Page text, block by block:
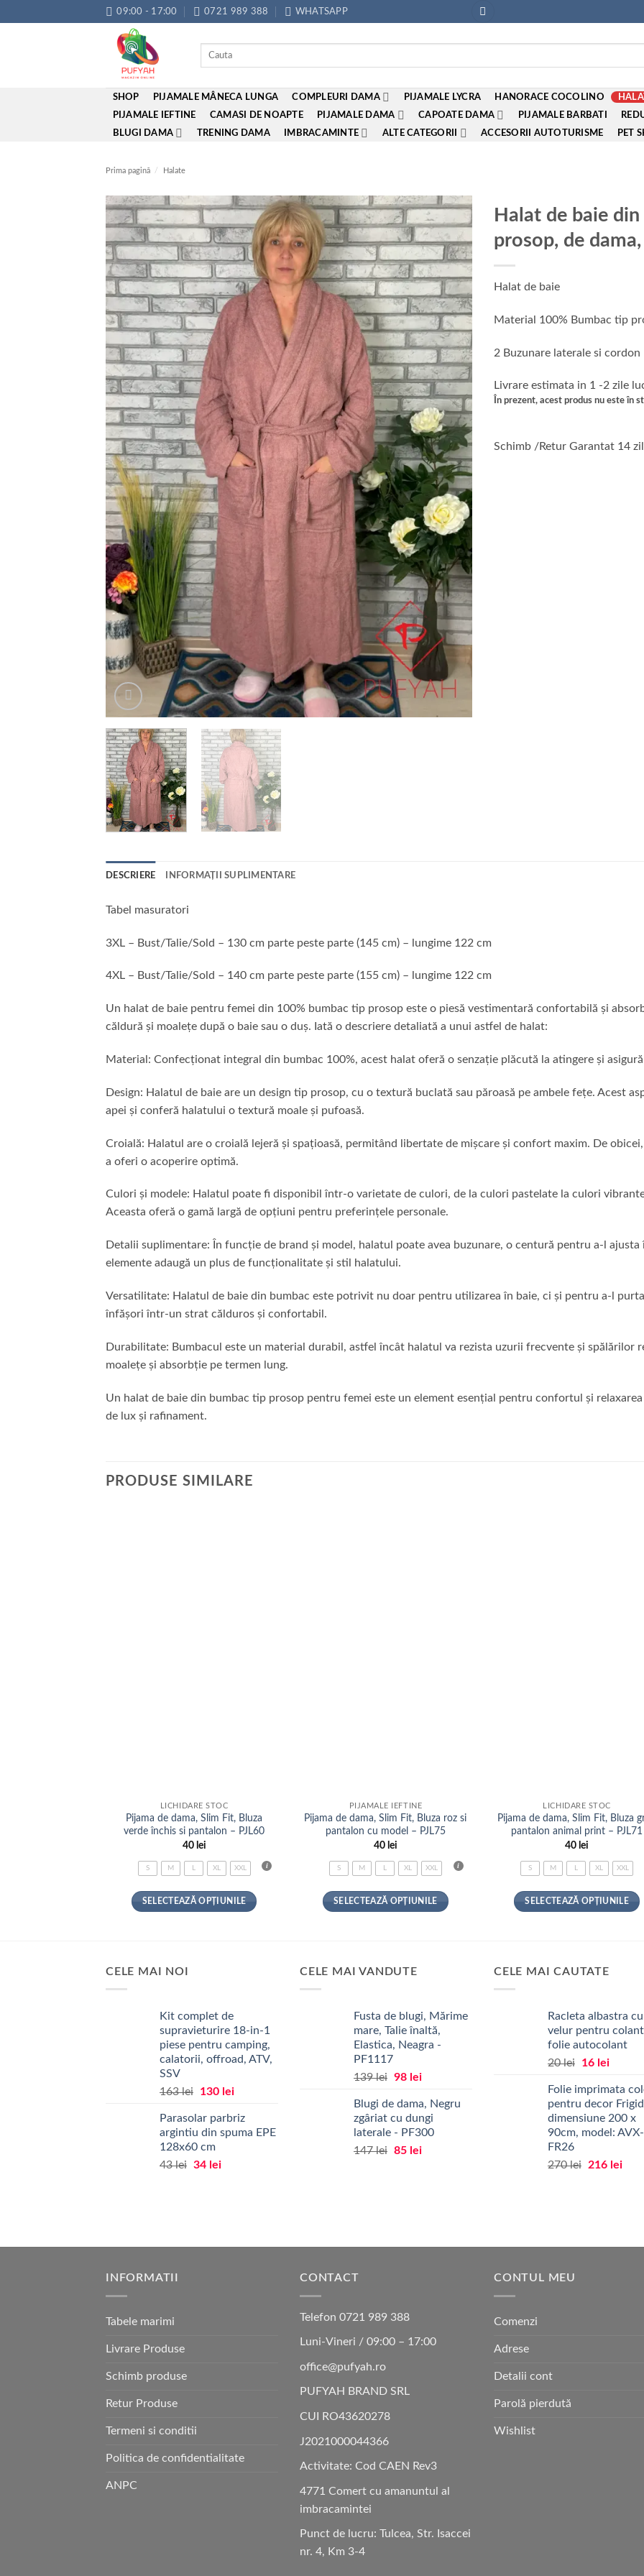
to
09:00 - 17:00 0721 989 388 WHATSAPP
Caută
SHOP PIJAMALE MÂNECA LUNGA COMPLEURI DAMA PIJAMALE LYCRA HANORACE COCOLINO
PIJAMALE IEFTINE CAMASI DE NOAPTE PIJAMALE DAMA CAPOATE DAMA PIJAMALE BARBATI
BLUGI DAMA TRENING DAMA IMBRACAMINTE ALTE CATEGORII ACCESORII AUTOTURISME PET
Prima pagină / Halate
Adauga
la
favorite
Halat de baie
prosop, de
Halat de baie
Material 100% Bumbac tip
2 Buzunare laterale si cordon
Livrare estimata in 1 -2 zile
În prezent, acest produs nu este în
Schimb /Retur Garantat 14
DESCRIERE INFORMAȚII SUPLIMENTARE
Tabel masuratori
3XL – Bust/Talie/Sold – 130 cm parte peste parte (145 cm) – lungime 122 cm
4XL – Bust/Talie/Sold – 140 cm parte peste parte (155 cm) – lungime 122 cm
Un halat de baie pentru femei din 100% bumbac tip prosop este o piesă vestimentară confortabilă și
căldură și moalețe după o baie sau o duș. Iată o descriere detaliată a unui astfel de halat:
Material: Confecționat integral din bumbac 100%, acest halat oferă o senzație plăcută la atingere și
Design: Halatul de baie are un design tip prosop, cu o textură buclată sau păroasă pe ambele fețe. Acest
apei și conferă halatului o textură moale și pufoasă.
Croială: Halatul are o croială lejeră și spațioasă, permitând libertate de mișcare și confort maxim. De
a oferi o acoperire optimă.
Culori și modele: Halatul poate fi disponibil într-o varietate de culori, de la culori pastelate la culori
Aceasta oferă o gamă largă de opțiuni pentru preferințele personale.
Detalii suplimentare: În funcție de brand și model, halatul poate avea buzunare, o centură pentru a-l
elemente adaugă un plus de funcționalitate și stil halatului.
Versatilitate: Halatul de baie din bumbac este potrivit nu doar pentru utilizarea în baie, ci și pentru a-l
înfășori într-un strat călduros și confortabil.
Durabilitate: Bumbacul este un material durabil, astfel încât halatul va rezista uzurii frecvente și spălărilor
moalețe și absorbție pe termen lung.
Un halat de baie din bumbac tip prosop pentru femei este un element esențial pentru confortul și
de lux și rafinament.
PRODUSE SIMILARE
LICHIDARE STOC
Pijama de dama, Slim Fit, Bluza
verde închis si pantalon – PJL60
40 lei
S M L XL XXL
SELECTEAZĂ OPȚIUNILE
Opțiunile
pot
fi
produsului.
PIJAMALE IEFTINE
Pijama de dama, Slim Fit, Bluza roz si
pantalon cu model – PJL75
40 lei
S M L XL XXL
SELECTEAZĂ OPȚIUNILE
mai
Opțiunile
pot
fi
pagina
produsului.
LICHIDARE STOC
Pijama de dama, Slim Fit, Bluza
pantalon animal print – PJL71
40 lei
S M L XL XXL
SELECTEAZĂ OPȚIUNILE
mai
Opțiunile
pot
fi
alese
în
pagina
produsului.
CELE MAI NOI
Kit complet de
supravieturire 18-in-1
piese pentru camping,
calatorii, offroad, ATV,
SSV
163lei
Prețul
a
fost:
163 lei.
130 leiPrețul
este:
130 lei.
Parasolar parbriz
argintiu din spuma EPE
128x60 cm
43lei Prețul
34 leiPrețul
CELE MAI VANDUTE
Fusta de blugi, Mărime
mare, Talie înaltă,
Elastica, Neagra -
PF1117
139lei Prețul
a
fost:
139 lei.
98 leiPrețul
este:
98 lei.
Blugi de dama, Negru
zgâriat cu dungi
laterale - PF300
147lei Prețul
85 leiPrețul
CELE MAI CAUTATE
Racleta albastra cu
velur pentru
folie autocolant
20lei
Prețul
a
fost:
20 lei.
16 leiPrețul
este:
16 lei.
Folie imprimata
pentru decor
dimensiune 200 x
90cm, model: AVX-
FR26
270lei
Prețul
216 lei
INFORMATII
Tabele marimi
Livrare Produse
Schimb produse
Retur Produse
Termeni si conditii
Politica de confidentialitate
ANPC
CONTACT
Telefon 0721 989 388
Luni-Vineri / 09:00 – 17:00
office@pufyah.ro
PUFYAH BRAND SRL
CUI RO43620278
J2021000044366
Activitate: Cod CAEN Rev3
4771 Comert cu amanuntul al
imbracamintei
Punct de lucru: Tulcea, Str. Isaccei
nr. 4, Km 3-4
CONTUL MEU
Comenzi
Adrese
Detalii cont
Parolă pierdută
Wishlist